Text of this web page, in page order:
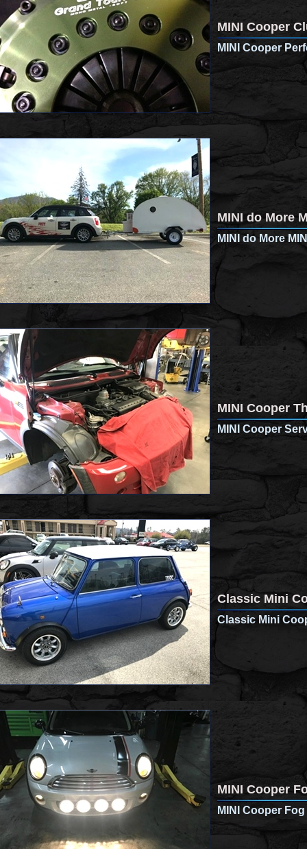
MINI Cooper
MINI Cooper
MINI do More
MINI do More
MINI Cooper
MINI Cooper
Classic Mini
Classic Mini
MINI Cooper
MINI Cooper